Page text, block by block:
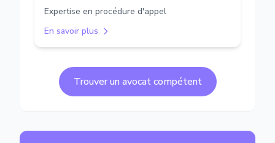
Expertise en procédure d'appel
En savoir plus
Trouver un avocat compétent